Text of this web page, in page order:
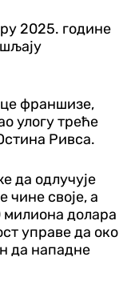
2025. године
франшизе,
улогу треће
Ривса.
да одлучује
чине своје, а
долара
управе да око
да нападне